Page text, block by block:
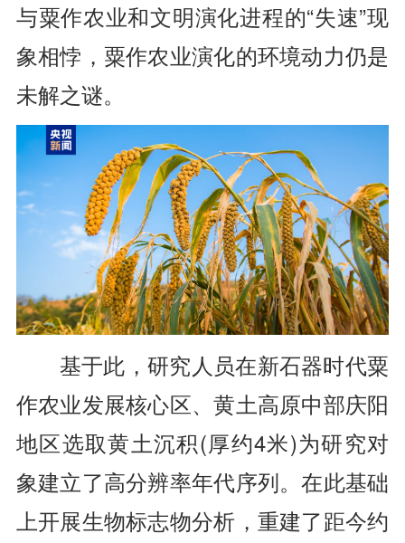
与粟作农业和文明演化进程的“失速”现
象相悖，粟作农业演化的环境动力仍是
未解之谜。
基于此，研究人员在新石器时代粟
作农业发展核心区、黄土高原中部庆阳
地区选取黄土沉积(厚约4米)为研究对
象建立了高分辨率年代序列。在此基础
上开展生物标志物分析，重建了距今约